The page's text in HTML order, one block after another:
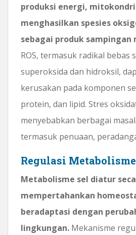
produksi energi,
menghasilkan spesies
sebagai produk sampingan
ROS, termasuk radikal bebas
superoksida dan hidroksil,
kerusakan pada komponen
protein, dan lipid. Stres
menyebabkan berbagai
termasuk penuaan,
Regulasi
Metabolisme sel diatur
mempertahankan
beradaptasi dengan
lingkungan. Mekanisme